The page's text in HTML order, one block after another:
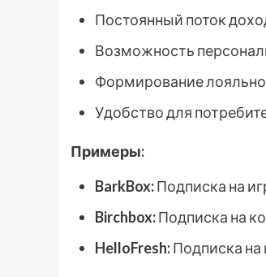
Постоянный поток
Возможность
Формирование
Удобство для
Примеры:
BarkBox:Подписка на
Birchbox:Подписка на
HelloFresh:Подписка на